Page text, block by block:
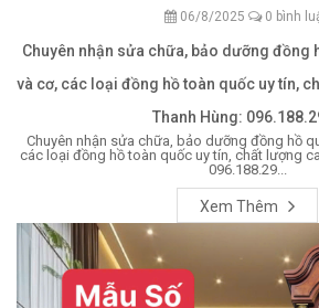
06/8/2025 0 bình
Chuyên nhận sửa chữa, bảo dưỡng đồng
và cơ, các loại đồng hồ toàn quốc uy tín,
Thanh Hùng:
Chuyên nhận sửa chữa, bảo dưỡng đồng hồ
các loại đồng hồ toàn quốc uy tín, chất lượng
096.188.29...
Xem Thêm